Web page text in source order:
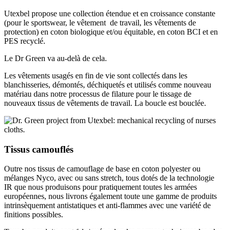
Utexbel propose une collection étendue et en croissance constante
(pour le sportswear, le vêtement de travail, les vêtements de
protection) en coton biologique et/ou équitable, en coton BCI et en
PES recyclé.
Le Dr Green va au-delà de cela.
Les vêtements usagés en fin de vie sont collectés dans les
blanchisseries, démontés, déchiquetés et utilisés comme nouveau
matériau dans notre processus de filature pour le tissage de
nouveaux tissus de vêtements de travail. La boucle est bouclée.
Tissus camouflés
Outre nos tissus de camouflage de base en coton polyester ou
mélanges Nyco, avec ou sans stretch, tous dotés de la technologie
IR que nous produisons pour pratiquement toutes les armées
européennes, nous livrons également toute une gamme de produits
intrinsèquement antistatiques et anti-flammes avec une variété de
finitions possibles.